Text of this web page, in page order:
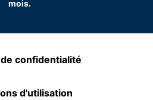
mois.
confidentialité
d'utilisation